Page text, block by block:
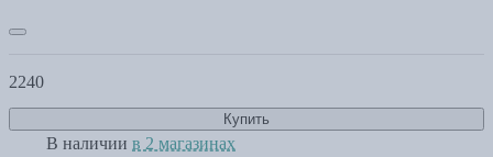
2240
Купить
В наличии в 2 магазинах